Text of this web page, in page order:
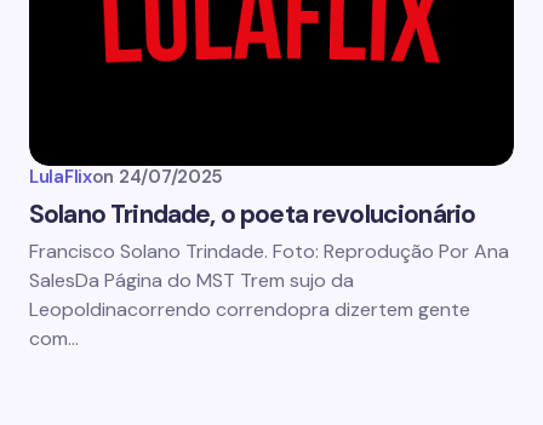
LulaFlixon 24/07/2025
Solano Trindade, o poeta revolucionário
Francisco Solano Trindade. Foto: Reprodução Por Ana
SalesDa Página do MST Trem sujo da
Leopoldinacorrendo correndopra dizertem gente
com…